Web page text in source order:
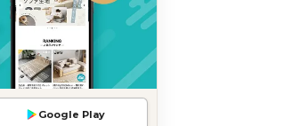
Google Play